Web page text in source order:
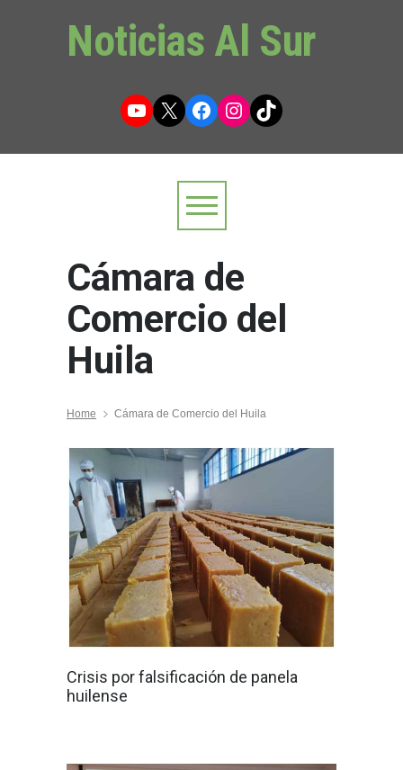
Noticias Al Sur
YouTube
X Facebook
Instagram
TikTok
Cámara de
Comercio del
Huila
Home Cámara de Comercio del Huila
Crisis por falsificación de panela
huilense